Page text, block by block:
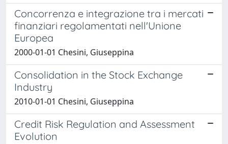
Concorrenza e integrazione tra i mercati
finanziari regolamentati nell'Unione
Europea
2000-01-01 Chesini, Giuseppina
Consolidation in the Stock Exchange
Industry
2010-01-01 Chesini, Giuseppina
Credit Risk Regulation and Assessment
Evolution